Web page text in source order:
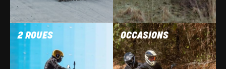
2 ROUES OCCASIONS